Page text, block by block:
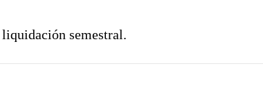
semestral.